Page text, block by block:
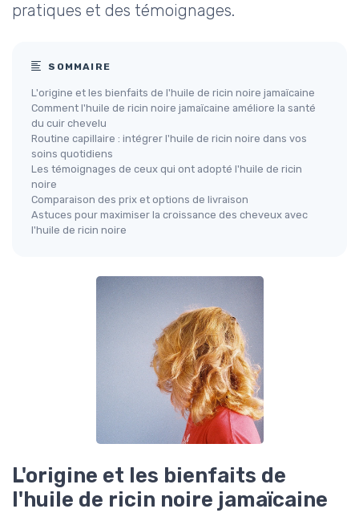
pratiques et des témoignages.
SOMMAIRE
L'origine et les bienfaits de l'huile de ricin noire jamaïcaine
Comment l'huile de ricin noire jamaïcaine améliore la santé
du cuir chevelu
Routine capillaire : intégrer l'huile de ricin noire dans vos
soins quotidiens
Les témoignages de ceux qui ont adopté l'huile de ricin
noire
Comparaison des prix et options de livraison
Astuces pour maximiser la croissance des cheveux avec
l'huile de ricin noire
L'origine et les bienfaits de
l'huile de ricin noire jamaïcaine